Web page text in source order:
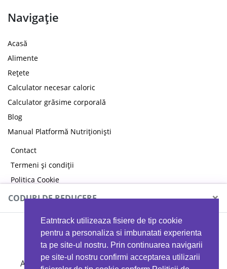
Eatntrack utilizeaza fisiere de tip cookie
pentru a personaliza si imbunatati experienta
ta pe site-ul nostru. Prin continuarea navigarii
pe site-ul nostru confirmi acceptarea utilizarii
Navigație
Acasă
Alimente
Rețete
Calculator necesar caloric
Calculator grăsime corporală
Blog
Manual Platformă Nutriționiști
Contact
Termeni și condiții
Politica Cookie
Politica de confidențialitate
CODURI DE REDUCERE ×
MYPROTEIN
Ai 40%reducere la orice comandă folosind codul